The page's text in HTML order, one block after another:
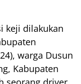
keji dilakukan
warga Dusun
Kabupaten